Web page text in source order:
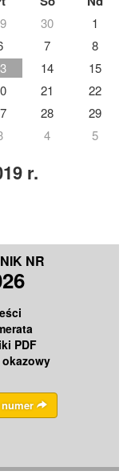
30
1
7
8
14
15
21
22
28
29
4 5
r.
NR
PDF
okazowy